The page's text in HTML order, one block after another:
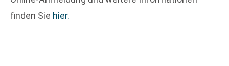
finden Sie hier.